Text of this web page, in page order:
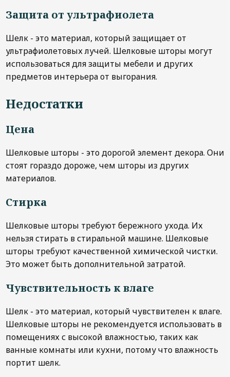
Защита от ультрафиолета
Шелк - это материал, который защищает от
ультрафиолетовых лучей. Шелковые шторы могут
использоваться для защиты мебели и других
предметов интерьера от выгорания.
Недостатки
Цена
Шелковые шторы - это дорогой элемент декора. Они
стоят гораздо дороже, чем шторы из других
материалов.
Стирка
Шелковые шторы требуют бережного ухода. Их
нельзя стирать в стиральной машине. Шелковые
шторы требуют качественной химической чистки.
Это может быть дополнительной затратой.
Чувствительность к влаге
Шелк - это материал, который чувствителен к влаге.
Шелковые шторы не рекомендуется использовать в
помещениях с высокой влажностью, таких как
ванные комнаты или кухни, потому что влажность
портит шелк.